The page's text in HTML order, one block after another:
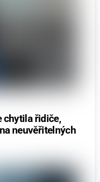
chytila řidiče,
neuvěřitelných